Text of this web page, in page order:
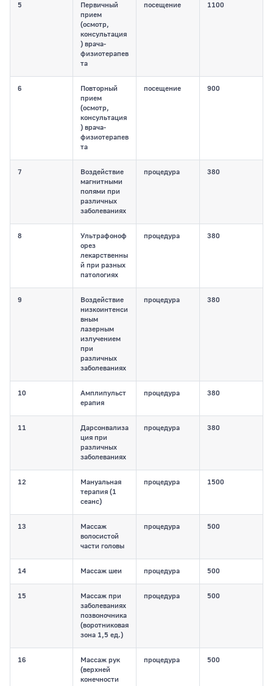
5
Первичный
прием
(осмотр,
консультация
) врача-
физиотерапев
та
посещение 1100
6
Повторный
прием
(осмотр,
консультация
) врача-
физиотерапев
та
посещение 900
7
Воздействие
магнитными
полями при
различных
заболеваниях
процедура 380
8
Ультрафоноф
орез
лекарственны
й при разных
патологиях
процедура 380
9
Воздействие
низкоинтенси
вным
лазерным
излучением
при
различных
заболеваниях
процедура 380
10
Амплипульст
ерапия
процедура 380
11
Дарсонвализа
ция при
различных
заболеваниях
процедура 380
12
Мануальная
терапия (1
сеанс)
процедура 1500
13
Массаж
волосистой
части головы
процедура 500
14 Массаж шеи процедура 500
15
Массаж при
заболеваниях
позвоночника
(воротниковая
зона 1,5 ед.)
процедура 500
16
Массаж рук
(верхней
конечности
процедура 500